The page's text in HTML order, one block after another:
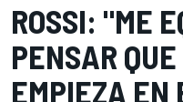
ROSSI: "ME
PENSAR
EMPIEZA EN